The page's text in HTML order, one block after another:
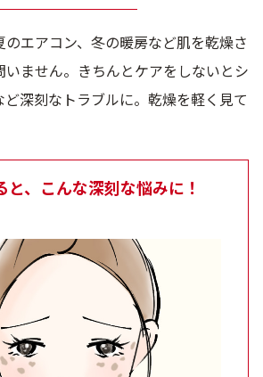
スメ受賞商品
ケア
商品
＆ポイント
エアコン、冬の暖房など肌を乾燥さ
ません。きちんとケアをしないとシ
深刻なトラブルに。乾燥を軽く見て
、こんな深刻な悩みに！